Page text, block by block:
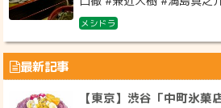
メシドラ
最新記事
【東京】渋谷「中町氷菓